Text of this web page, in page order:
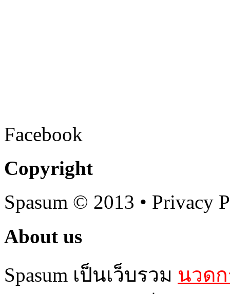
Facebook
Copyright
Spasum © 2013 • Privacy
About us
Spasum เป็นเว็บรวม นวด